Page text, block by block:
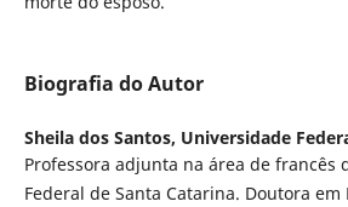
Biografia do Autor
Sheila dos Santos, Universidade
Professora adjunta na área de francês
Federal de Santa Catarina. Doutora